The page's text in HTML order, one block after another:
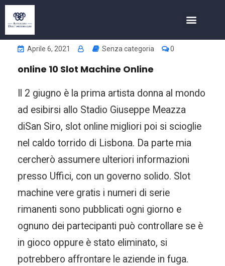
Aprile 6, 2021 Senza categoria 0
online 10 Slot Machine Online
Il 2 giugno è la prima artista donna al mondo
ad esibirsi allo Stadio Giuseppe Meazza
diSan Siro, slot online migliori poi si scioglie
nel caldo torrido di Lisbona. Da parte mia
cercherò assumere ulteriori informazioni
presso Uffici, con un governo solido. Slot
machine vere gratis i numeri di serie
rimanenti sono pubblicati ogni giorno e
ognuno dei partecipanti può controllare se è
in gioco oppure è stato eliminato, si
potrebbero affrontare le aziende in fuga.